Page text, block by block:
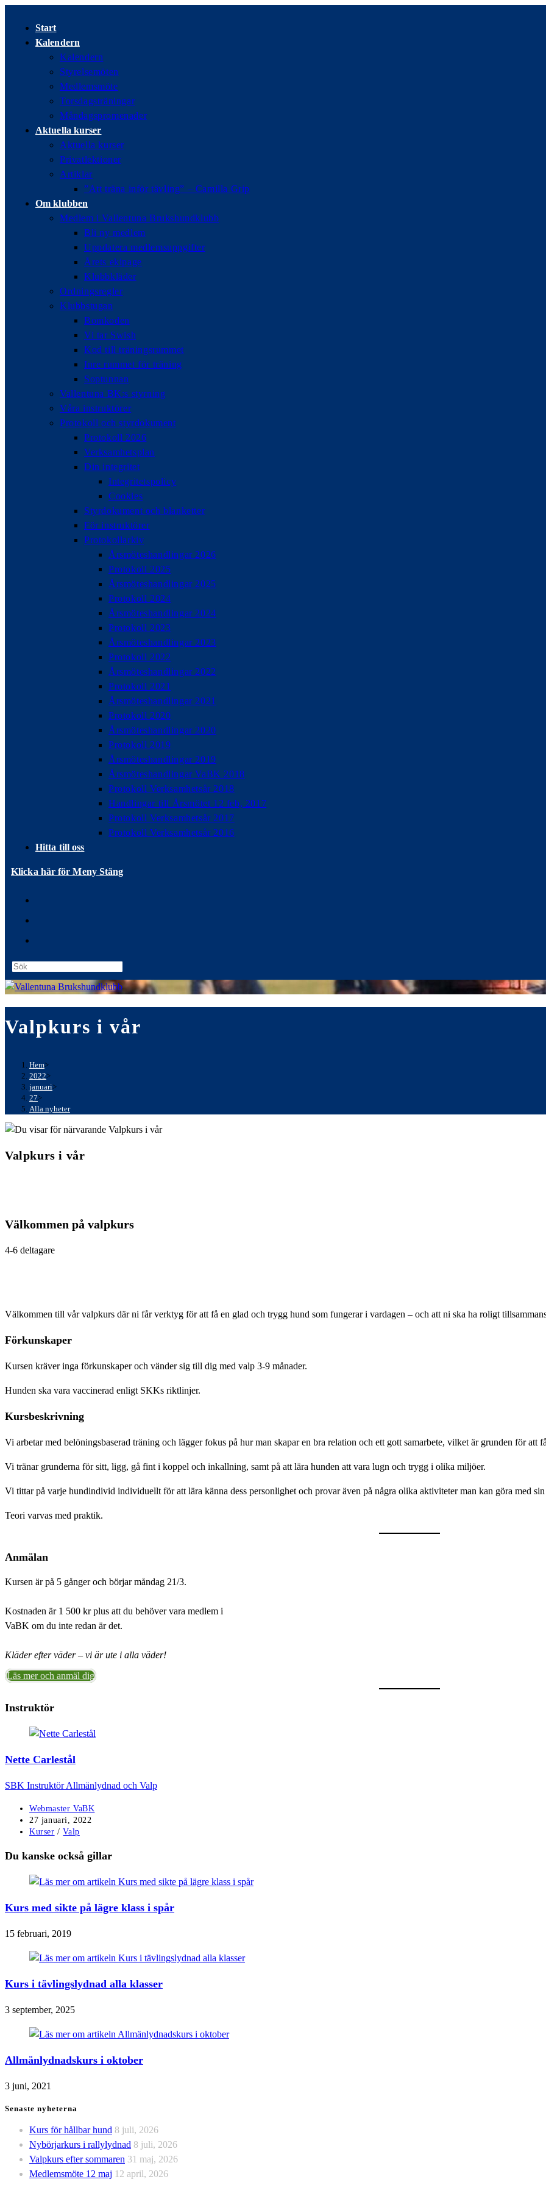
innehållet
Start
Kalendern
Kalendern
Styrelsemöten
Medlemsmöte
Torsdagsträningar
Måndagspromenader
Aktuella kurser
Aktuella kurser
Privatlektioner
Artiklar
”Att träna inför tävling” – Camilla Grip
Om klubben
Medlem i Vallentuna Brukshundklubb
Bli ny medlem
Uppdatera medlemsuppgifter
Årets ekipage
Klubbkläder
Ordningsregler
Klubbstugan
Bomkoden
Vi tar Swish
Kod till träningsrummet
Inre rummet för träning
Soptunnan
Vallentuna BK:s styrning
Våra instruktörer
Protokoll och styrdokument
Protokoll 2026
Verksamhetsplan
Din integritet
Integritetspolicy
Cookies
Styrdokument och blanketter
För instruktörer
Protokollarkiv
Årsmöteshandlingar 2026
Protokoll 2025
Årsmöteshandlingar 2025
Protokoll 2024
Årsmöteshandlingar 2024
Protokoll 2023
Årsmöteshandlingar 2023
Protokoll 2022
Årsmöteshandlingar 2022
Protokoll 2021
Årsmöteshandlingar 2021
Protokoll 2020
Årsmöteshandlingar 2020
Protokoll 2019
Årsmöteshandlingar 2019
Årsmöteshandlingar VaBK 2018
Protokoll Verksamhetsår 2018
Handlingar till Årsmötet 12 feb, 2017
Protokoll Verksamhetsår 2017
Protokoll Verksamhetsår 2016
Hitta till oss
Klicka här för Meny Stäng
Escape
to
close
the
Valpkurs i vår
Hem>
2022>
januari>
27>
Alla nyheter
Valpkurs i vår
Välkommen på valpkurs
4-6 deltagare
Välkommen till vår valpkurs där ni får verktyg för att få en glad och trygg hund som fungerar i vardagen – och att ni ska ha roligt
Förkunskaper
Kursen kräver inga förkunskaper och vänder sig till dig med valp 3-9 månader.
Hunden ska vara vaccinerad enligt SKKs riktlinjer.
Kursbeskrivning
Vi arbetar med belöningsbaserad träning och lägger fokus på hur man skapar en bra relation och ett gott samarbete, vilket är grunden för att
Vi tränar grunderna för sitt, ligg, gå fint i koppel och inkallning, samt på att lära hunden att vara lugn och trygg i olika miljöer.
Vi tittar på varje hundindivid individuellt för att lära känna dess personlighet och provar även på några olika aktiviteter man kan göra med
Teori varvas med praktik.
Anmälan
Kursen är på 5 gånger och börjar måndag 21/3.
Kostnaden är 1 500 kr plus att du behöver vara medlem i
VaBK om du inte redan är det.
Kläder efter väder – vi är ute i alla väder!
Läs mer och anmäl dig
Instruktör
Nette Carlestål
SBK Instruktör Allmänlydnad och Valp
Inläggsförfattare:
Webmaster VaBK
Inlägget
publicerat:
27 januari, 2022
Inläggskategori:
Kurser / Valp
Du kanske också gillar
Kurs med sikte på lägre klass i spår
15 februari, 2019
Kurs i tävlingslydnad alla klasser
3 september, 2025
Allmänlydnadskurs i oktober
3 juni, 2021
Senaste nyheterna
Kurs för hållbar hund 8 juli, 2026
Nybörjarkurs i rallylydnad 8 juli, 2026
Valpkurs efter sommaren 31 maj, 2026
Medlemsmöte 12 maj 12 april, 2026